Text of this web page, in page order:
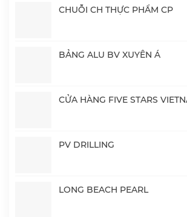
CHUỖI CH THỰC PHẨM CP
BẢNG ALU BV XUYÊN Á
CỬA HÀNG FIVE STARS
PV DRILLING
LONG BEACH PEARL